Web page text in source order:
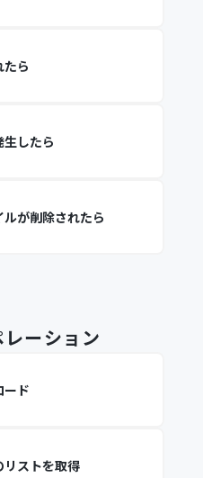
ら
したら
が削除されたら
ーション
ード
リストを取得